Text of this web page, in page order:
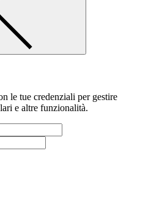
le tue credenziali per gestire
e altre funzionalità.